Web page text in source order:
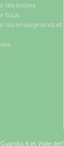
les écoles
tous
les enseignants et
6 et Viale